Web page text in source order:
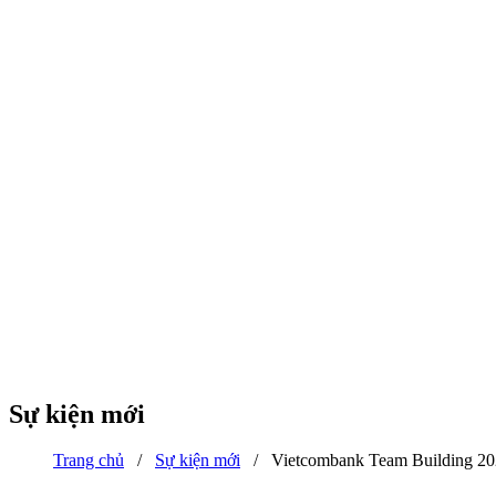
Sự kiện mới
Trang chủ / Sự kiện mới / Vietcombank Team Building